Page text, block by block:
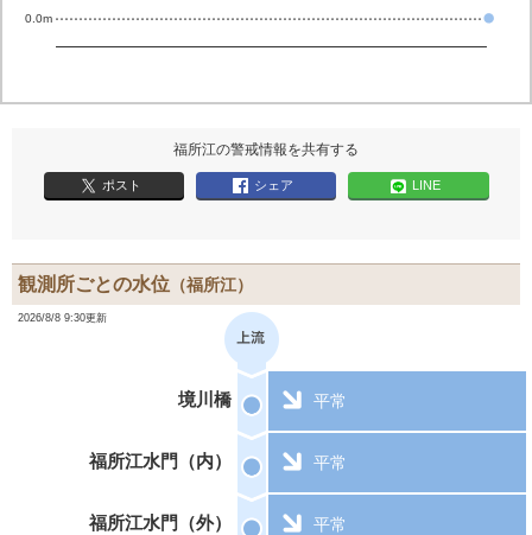
0.0m
福所江の警戒情報を共有する
ポスト シェア LINE
観測所ごとの水位 （福所江）
2026/8/8 9:30更新
境川橋 平常
福所江水門（内） 平常
福所江水門（外） 平常